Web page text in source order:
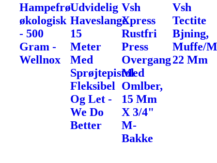
Hampefrø
økologisk
- 500
Gram -
Wellnox
Udvidelig
Haveslange
15
Meter
Med
Sprøjtepistol
Fleksibel
Og Let -
We Do
Better
Vsh
Xpress
Rustfri
Press
Overgang
Med
Omlber,
15 Mm
X 3/4"
M-
Bakke
Vsh
Tectite
Bjning,
Muffe/
22 Mm